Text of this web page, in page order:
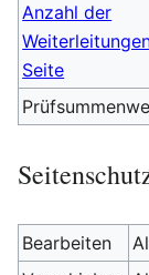
Anzahl der
Seite
Bearbeiten